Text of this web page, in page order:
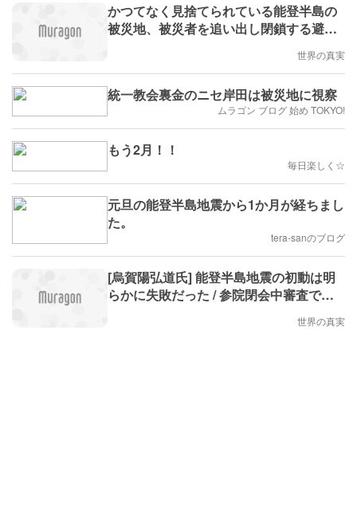
かつてなく見捨てられている能登半島の
被災地、被災者を追い出し閉鎖する避難
食支援を確約させた気迫の山本太郎議員
世界の真実
統一教会裏金のニセ岸田は被災地に視察
ムラゴン ブログ 始め TOKYO!
もう2月！！
毎日楽しく☆
元旦の能登半島地震から1か月が経ちまし
た。
tera-sanのブログ
[烏賀陽弘道氏] 能登半島地震の初動は明
らかに失敗だった / 参院閉会中審査で岸
いた山本太郎議員、このまま岸田政権が
世界の真実